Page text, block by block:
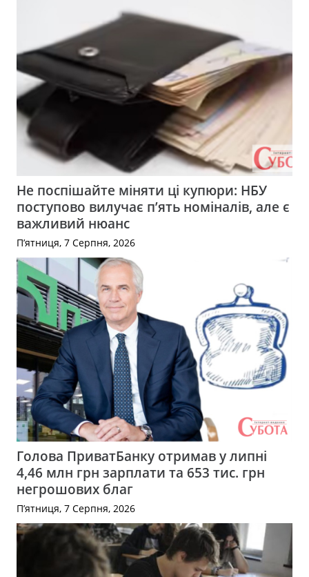
Не поспішайте міняти ці купюри: НБУ
поступово вилучає п’ять номіналів, але є
важливий нюанс
П’ятниця, 7 Серпня, 2026
Голова ПриватБанку отримав у липні
4,46 млн грн зарплати та 653 тис. грн
негрошових благ
П’ятниця, 7 Серпня, 2026